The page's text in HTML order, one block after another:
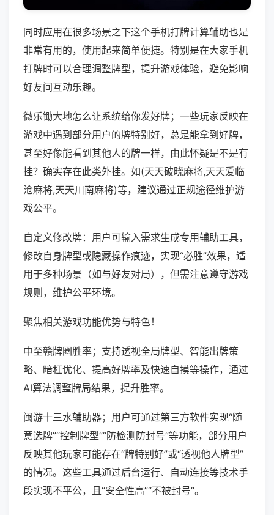
同时应用在很多场景之下这个手机打牌计算辅助也是
非常有用的，使用起来简单便捷。特别是在大家手机
打牌时可以合理调整牌型，提升游戏体验，避免影响
好友间互动乐趣。
微乐锄大地怎么让系统给你发好牌；一些玩家反映在
游戏中遇到部分用户的牌特别好，总是能拿到好牌，
甚至好像能看到其他人的牌一样，由此怀疑是不是有
挂？确实存在此类外挂。如(天天破晓麻将,天天爱临
沧麻将,天天川南麻将)等，建议通过正规途径维护游
戏公平。
自定义修改牌：用户可输入需求生成专用辅助工具，
修改自身牌型或隐藏操作痕迹，实现“必胜”效果，适
用于多种场景（如与好友对局），但需注意遵守游戏
规则，维护公平环境。
聚焦相关游戏功能优势与特色！
中至赣牌圈胜率；支持透视全局牌型、智能出牌策
略、暗杠优化、提高好牌率及快速自摸等操作，通过
AI算法调整牌局结果，提升胜率。
闽游十三水辅助器；用户可通过第三方软件实现“随
意选牌”“控制牌型”“防检测防封号”等功能，部分用户
反映其他玩家可能存在“牌特别好”或“透视他人牌型”
的情况。这些工具通过后台运行、自动连接等技术手
段实现不平公，且“安全性高”“不被封号”。